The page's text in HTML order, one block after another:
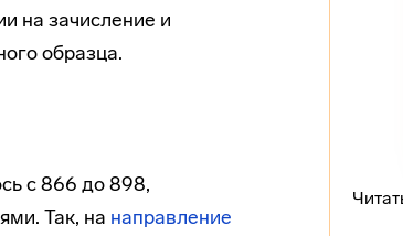
на зачисление и
образца.
с 866 до 898,
Так, на направление